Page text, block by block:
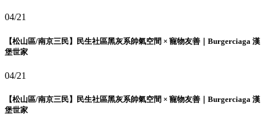
04/21
【松山區/南京三民】民生社區黑灰系帥氣空間 × 寵物友善｜Burgerciaga 漢
堡世家
04/21
【松山區/南京三民】民生社區黑灰系帥氣空間 × 寵物友善｜Burgerciaga 漢
堡世家